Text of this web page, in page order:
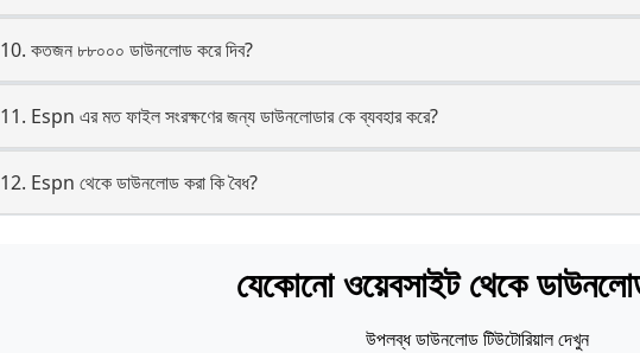
10. কতজন ৮৮০০০ ডাউনলোড করে দিব?
11. Espn এর মত ফাইল সংরক্ষণের জন্য ডাউনলোডার কে ব্যবহার করে?
12. Espn থেকে ডাউনলোড করা কি বৈধ?
যেকোনো ওয়েবসাইট থেকে
উপলব্ধ ডাউনলোড টিউটোরিয়াল দেখুন